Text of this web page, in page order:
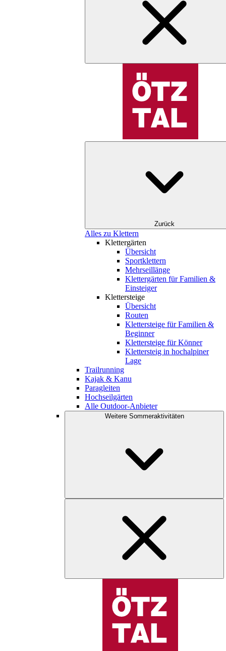
Zurück
Alles zu Klettern
Klettergärten
Übersicht
Sportklettern
Mehrseillänge
Klettergärten für Familien &
Einsteiger
Klettersteige
Übersicht
Routen
Klettersteige für Familien &
Beginner
Klettersteige für Könner
Klettersteig in hochalpiner
Lage
Trailrunning
Kajak & Kanu
Paragleiten
Hochseilgärten
Alle Outdoor-Anbieter
Weitere Sommeraktivitäten